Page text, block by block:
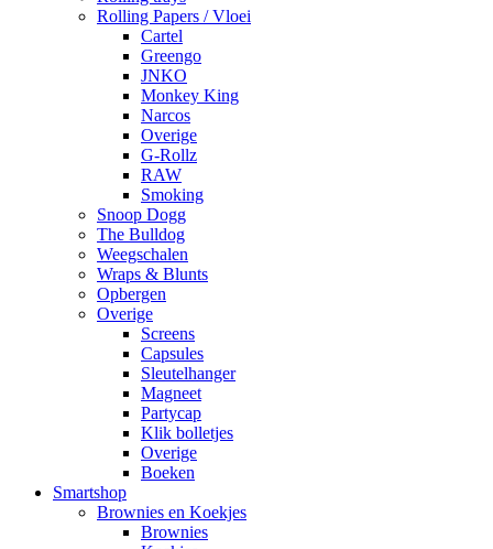
Rolling Papers / Vloei
Cartel
Greengo
JNKO
Monkey King
Narcos
Overige
G-Rollz
RAW
Smoking
Snoop Dogg
The Bulldog
Weegschalen
Wraps & Blunts
Opbergen
Overige
Screens
Capsules
Sleutelhanger
Magneet
Partycap
Klik bolletjes
Overige
Boeken
Smartshop
Brownies en Koekjes
Brownies